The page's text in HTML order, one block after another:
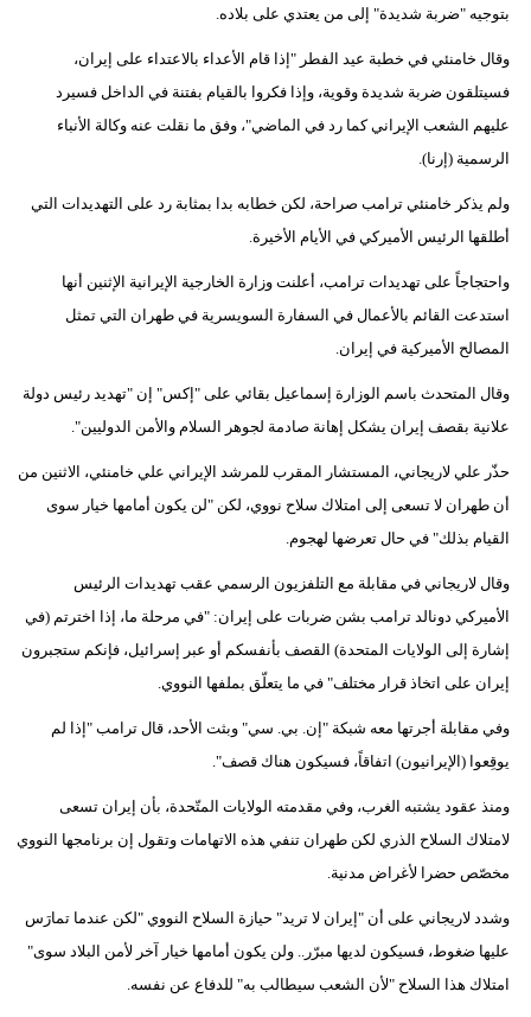
بتوجيه "ضربة شديدة" إلى من يعتدي على بلاده.
وقال خامنئي في خطبة عيد الفطر "إذا قام الأعداء بالاعتداء على إيران،
فسيتلقون ضربة شديدة وقوية، وإذا فكروا بالقيام بفتنة في الداخل فسيرد
عليهم الشعب الإيراني كما رد في الماضي"، وفق ما نقلت عنه وكالة الأنباء
الرسمية (إرنا).
ولم يذكر خامنئي ترامب صراحة، لكن خطابه بدا بمثابة رد على التهديدات التي
أطلقها الرئيس الأميركي في الأيام الأخيرة.
واحتجاجاً على تهديدات ترامب، أعلنت وزارة الخارجية الإيرانية الإثنين أنها
استدعت القائم بالأعمال في السفارة السويسرية في طهران التي تمثل
المصالح الأميركية في إيران.
وقال المتحدث باسم الوزارة إسماعيل بقائي على "إكس" إن "تهديد رئيس دولة
علانية بقصف إيران يشكل إهانة صادمة لجوهر السلام والأمن الدوليين".
حذّر علي لاريجاني، المستشار المقرب للمرشد الإيراني علي خامنئي، الاثنين من
أن طهران لا تسعى إلى امتلاك سلاح نووي، لكن "لن يكون أمامها خيار سوى
القيام بذلك" في حال تعرضها لهجوم.
وقال لاريجاني في مقابلة مع التلفزيون الرسمي عقب تهديدات الرئيس
الأميركي دونالد ترامب بشن ضربات على إيران: "في مرحلة ما، إذا اخترتم (في
إشارة إلى الولايات المتحدة) القصف بأنفسكم أو عبر إسرائيل، فإنكم ستجبرون
إيران على اتخاذ قرار مختلف" في ما يتعلّق بملفها النووي.
وفي مقابلة أجرتها معه شبكة "إن. بي. سي" وبثت الأحد، قال ترامب "إذا لم
يوقِعوا (الإيرانيون) اتفاقاً، فسيكون هناك قصف".
ومنذ عقود يشتبه الغرب، وفي مقدمته الولايات المتّحدة، بأن إيران تسعى
لامتلاك السلاح الذري لكن طهران تنفي هذه الاتهامات وتقول إن برنامجها النووي
مخصّص حضرا لأغراض مدنية.
وشدد لاريجاني على أن "إيران لا تريد" حيازة السلاح النووي "لكن عندما تمارَس
عليها ضغوط، فسيكون لديها مبرّر.. ولن يكون أمامها خيار آخر لأمن البلاد سوى"
امتلاك هذا السلاح "لأن الشعب سيطالب به" للدفاع عن نفسه.